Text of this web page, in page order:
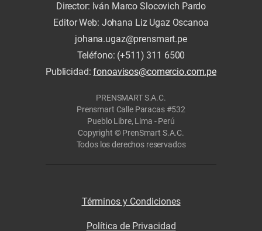
Director: Iván Marco Slocovich Pardo
Editor Web: Johana Liz Ugaz Oscanoa
johana.ugaz@prensmart.pe
Teléfono: (+511) 311 6500
Publicidad:fonoavisos@comercio.com.pe
PRENSMART S.A.C.
Prensmart Calle Paracas #532
Pueblo Libre, Lima - Perú
Copyright © PrenSmart S.A.C.
Todos los derechos reservados
Términos y Condiciones
Política de Privacidad